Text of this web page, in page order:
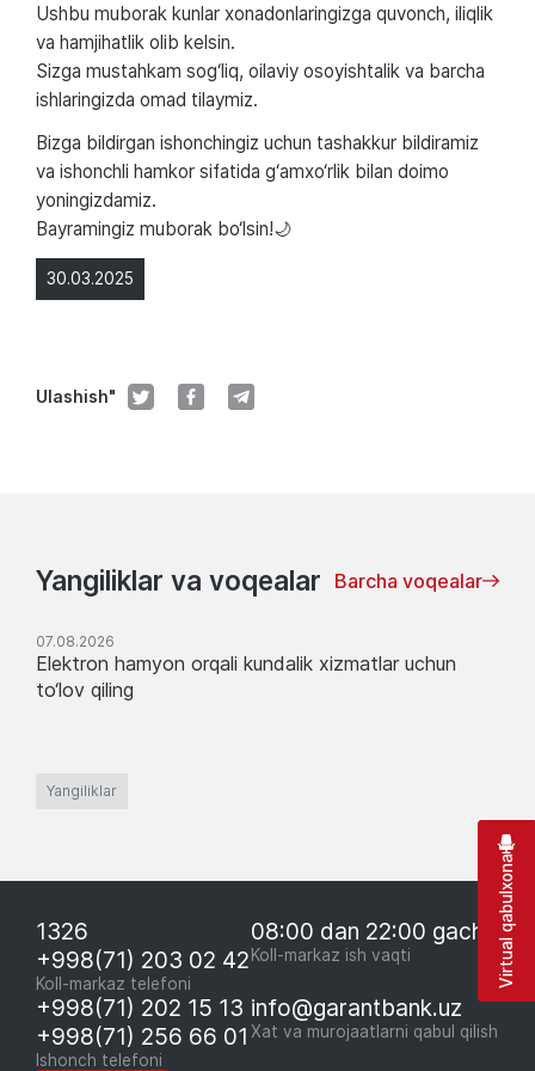
30.03.2025
Ulashish"
Ushbu muborak kunlar xonadonlaringizga quvonch, iliqlik
va hamjihatlik olib kelsin.
Sizga mustahkam sog‘liq, oilaviy osoyishtalik va barcha
ishlaringizda omad tilaymiz.
Bizga bildirgan ishonchingiz uchun tashakkur bildiramiz
va ishonchli hamkor sifatida g‘amxo‘rlik bilan doimo
yoningizdamiz.
Bayramingiz muborak bo‘lsin!🌙
Yangiliklar va voqealar Barcha voqealar
07.08.2026
Elektron hamyon orqali kundalik xizmatlar uchun
to‘lov qiling
Yangiliklar
1326
+998(71) 203 02 42
Koll-markaz telefoni
08:00 dan 22:00 gacha
Koll-markaz ish vaqti
+998(71) 202 15 13
+998(71) 256 66 01
Ishonch telefoni
info@garantbank.uz
Xat va murojaatlarni qabul qilish
Virtual qabulxona